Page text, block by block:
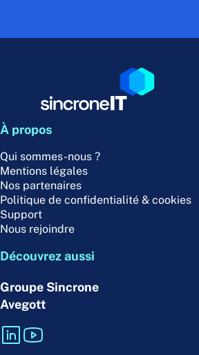
À propos
Qui sommes-nous ?
Mentions légales
Nos partenaires
Politique de confidentialité & cookies
Support
Nous rejoindre
Découvrez aussi
Groupe Sincrone
Avegott